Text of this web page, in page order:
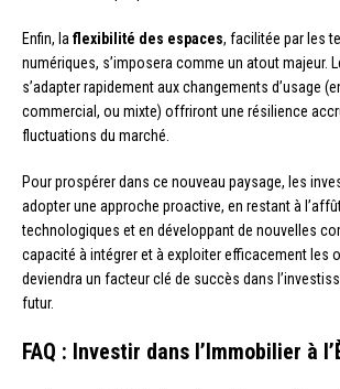
Enfin, la flexibilité des espaces, facilitée par les
numériques, s’imposera comme un atout majeur.
s’adapter rapidement aux changements d’usage
commercial, ou mixte) offriront une résilience
fluctuations du marché.
Pour prospérer dans ce nouveau paysage, les
adopter une approche proactive, en restant à
technologiques et en développant de nouvelles
capacité à intégrer et à exploiter efficacement les
deviendra un facteur clé de succès dans
futur.
FAQ : Investir dans l’Immobilier à